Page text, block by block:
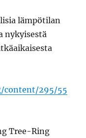
lämpötilan
nykyisestä
content/295/55
Tree-Ring